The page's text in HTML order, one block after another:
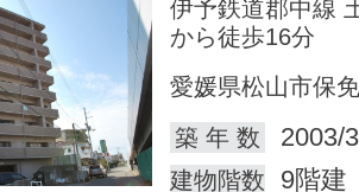
伊予鉄道郡中線
から徒歩16分
愛媛県松山市保
築 年 数
2003/
建物階数 9階建